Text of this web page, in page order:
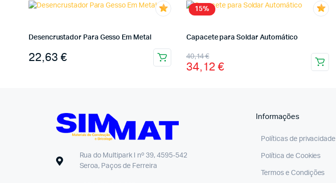
Desencrustador Para Gesso Em Metal
22,63 €
15%
Capacete para Soldar Automático
40,14€
34,12 €
Rua do Multipark I nº 39, 4595-542
Seroa, Paços de Ferreira
Informações
Políticas de privacidade
Política de Cookies
Termos e Condições